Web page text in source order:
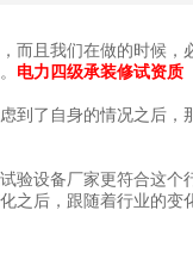
且我们在做的时候
电力四级承装修试资质
了自身的情况之后
设备厂家更符合这
后，跟随着行业的变